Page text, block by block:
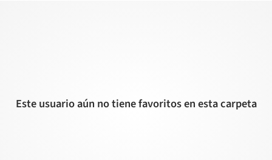
Este usuario aún no tiene favoritos en esta carpeta